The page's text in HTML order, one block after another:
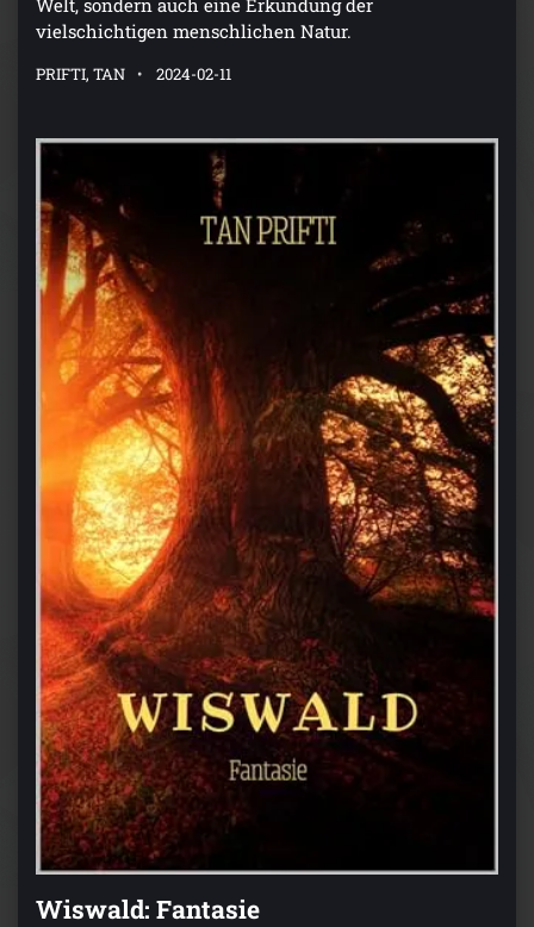
Welt, sondern auch eine Erkundung der
vielschichtigen menschlichen Natur.
PRIFTI, TAN 2024-02-11
Wiswald: Fantasie